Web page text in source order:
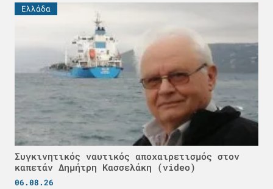
Ελλάδα
Συγκινητικός ναυτικός αποχαιρετισμός στον
καπετάν Δημήτρη Κασσελάκη (video)
06.08.26